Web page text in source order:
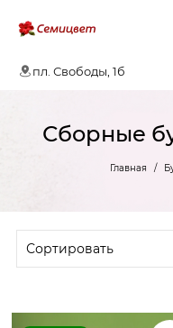
пл. Свободы, 1б
Сборные
Главная